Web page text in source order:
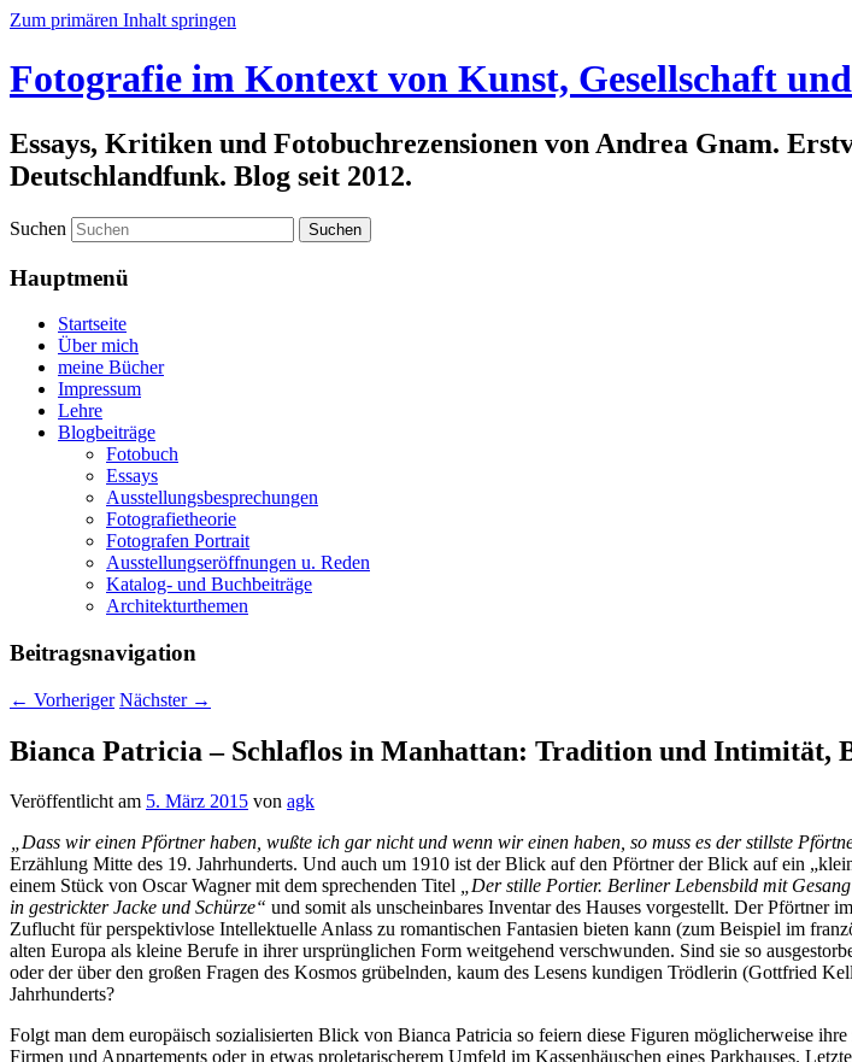
Zum primären Inhalt springen
Fotografie im Kontext von Kunst, Gesellschaft
Essays, Kritiken und Fotobuchrezensionen von Andrea Gnam.
Deutschlandfunk. Blog seit 2012.
Suchen
Hauptmenü
Startseite
Über mich
meine Bücher
Impressum
Lehre
Blogbeiträge
Fotobuch
Essays
Ausstellungsbesprechungen
Fotografietheorie
Fotografen Portrait
Ausstellungseröffnungen u. Reden
Katalog- und Buchbeiträge
Architekturthemen
Beitragsnavigation
← Vorheriger Nächster →
Bianca Patricia – Schlaflos in Manhattan: Tradition und Intimität,
Veröffentlicht am 5. März 2015 von agk
„Dass wir einen Pförtner haben, wußte ich gar nicht und wenn wir einen haben, so muss es der stillste
Erzählung Mitte des 19. Jahrhunderts. Und auch um 1910 ist der Blick auf den Pförtner der Blick auf ein
einem Stück von Oscar Wagner mit dem sprechenden Titel „Der stille Portier. Berliner Lebensbild mit
in gestrickter Jacke und Schürze“ und somit als unscheinbares Inventar des Hauses vorgestellt. Der Pförtner
Zuflucht für perspektivlose Intellektuelle Anlass zu romantischen Fantasien bieten kann (zum Beispiel im
alten Europa als kleine Berufe in ihrer ursprünglichen Form weitgehend verschwunden. Sind sie so
oder der über den großen Fragen des Kosmos grübelnden, kaum des Lesens kundigen Trödlerin (Gottfried
Jahrhunderts?
Folgt man dem europäisch sozialisierten Blick von Bianca Patricia so feiern diese Figuren möglicherweise
Firmen und Appartements oder in etwas proletarischerem Umfeld im Kassenhäuschen eines Parkhauses.